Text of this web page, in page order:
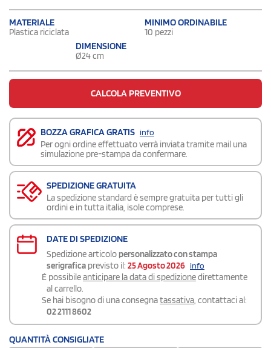
MATERIALE
Plastica riciclata
MINIMO ORDINABILE
10 pezzi
DIMENSIONE
Ø24 cm
CALCOLA PREVENTIVO
BOZZA GRAFICA GRATIS info
Per ogni ordine effettuato verrà inviata tramite mail una
simulazione pre-stampa da confermare.
SPEDIZIONE GRATUITA
La spedizione standard è sempre gratuita per tutti gli
ordini e in tutta italia, isole comprese.
DATE DI SPEDIZIONE
Spedizione articolo personalizzato con stampa
serigrafica previsto il: 25 Agosto 2026 info
É possibileanticipare la data di spedizionedirettamente
al carrello.
Se hai bisogno di una consegnatassativa, contattaci al:
02 2111 8602
QUANTITÀ CONSIGLIATE